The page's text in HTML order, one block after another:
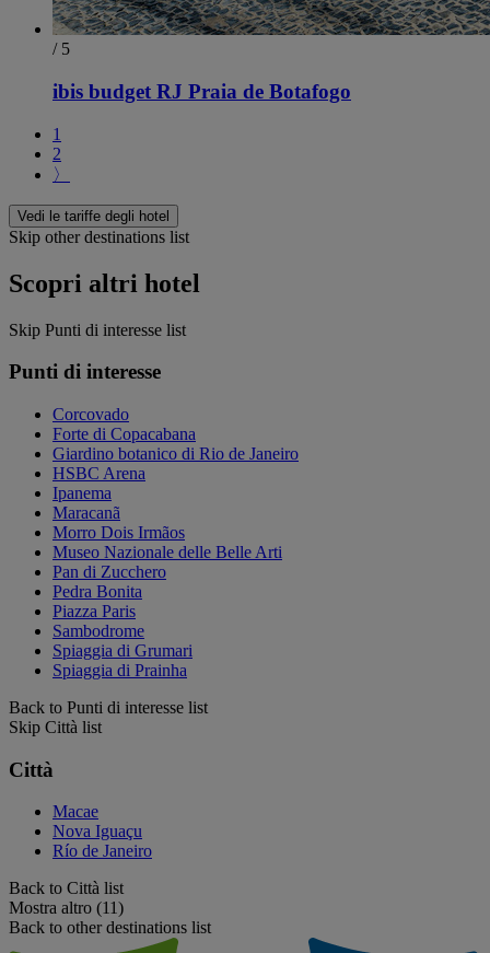
/ 5
ibis budget RJ Praia de Botafogo
1
2
〉
Vedi le tariffe degli hotel
Skip other destinations list
Scopri altri hotel
Skip Punti di interesse list
Punti di interesse
Corcovado
Forte di Copacabana
Giardino botanico di Rio de Janeiro
HSBC Arena
Ipanema
Maracanã
Morro Dois Irmãos
Museo Nazionale delle Belle Arti
Pan di Zucchero
Pedra Bonita
Piazza Paris
Sambodrome
Spiaggia di Grumari
Spiaggia di Prainha
Back to Punti di interesse list
Skip Città list
Città
Macae
Nova Iguaçu
Río de Janeiro
Back to Città list
Mostra altro (11)
Back to other destinations list